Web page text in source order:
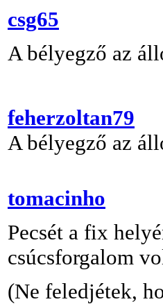
csg65
A bélyegző az
feherzoltan79
A bélyegző az
tomacinho
Pecsét a fix
csúcsforgalom
(Ne feledjétek,